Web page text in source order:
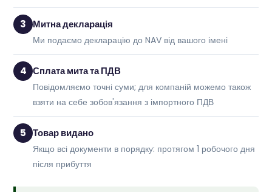
3 Митна декларація
Ми подаємо декларацію до NAV від вашого імені
4 Сплата мита та ПДВ
Повідомляємо точні суми; для компаній можемо також
взяти на себе зобов'язання з імпортного ПДВ
5 Товар видано
Якщо всі документи в порядку: протягом 1 робочого дня
після прибуття